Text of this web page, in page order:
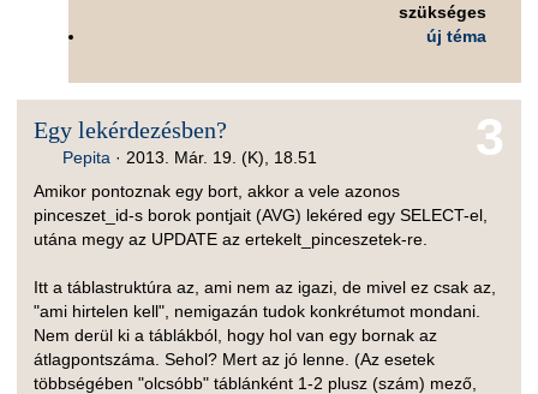
szükséges
új téma
3
Egy lekérdezésben?
Pepita ·2013. Már. 19. (K), 18.51
Amikor pontoznak egy bort, akkor a vele azonos
pinceszet_id-s borok pontjait (AVG) lekéred egy SELECT-el,
utána megy az UPDATE az ertekelt_pinceszetek-re.
Itt a táblastruktúra az, ami nem az igazi, de mivel ez csak az,
"ami hirtelen kell", nemigazán tudok konkrétumot mondani.
Nem derül ki a táblákból, hogy hol van egy bornak az
átlagpontszáma. Sehol? Mert az jó lenne. (Az esetek
többségében "olcsóbb" táblánként 1-2 plusz (szám) mező,